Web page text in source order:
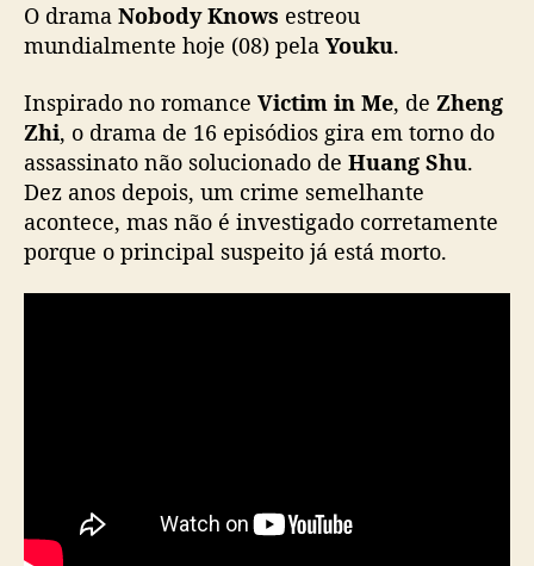
o
s
”
e
s
r
e
O drama Nobody Knows estreou
mundialmente hoje (08) pela Youku.
Inspirado no romance Victim in Me, de Zheng
Zhi, o drama de 16 episódios gira em torno do
assassinato não solucionado de Huang Shu.
Dez anos depois, um crime semelhante
acontece, mas não é investigado corretamente
porque o principal suspeito já está morto.